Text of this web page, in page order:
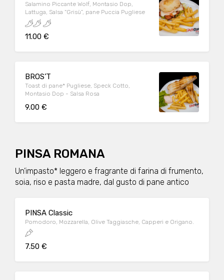
Salamino Piccante Wolf, Montasio Dop,
Lattuga, Salsa “Grisù”, pane Puccia Pugliese
11.00 €
BROS’T
Toast di pane* Pugliese, Speck Cotto,
Montasio Dop - Salsa Rosa
9.00 €
PINSA ROMANA
Un’impasto* leggero e fragrante di farina di frumento,
soia, riso e pasta madre, dal gusto di pane antico
PINSA Classic
Pomodoro, Mozzarella, Olive Taggiasche, Capperi e Origano.
7.50 €